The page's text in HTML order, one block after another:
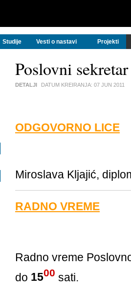
Studije Vesti o nastavi Projekti
Poslovni sekretar
DETALJI DATUM KREIRANJA: 07 JUN 2011
ODGOVORNO LICE
Miroslava Kljajić,
RADNO VREME
Radno vreme
do 1500 sati.